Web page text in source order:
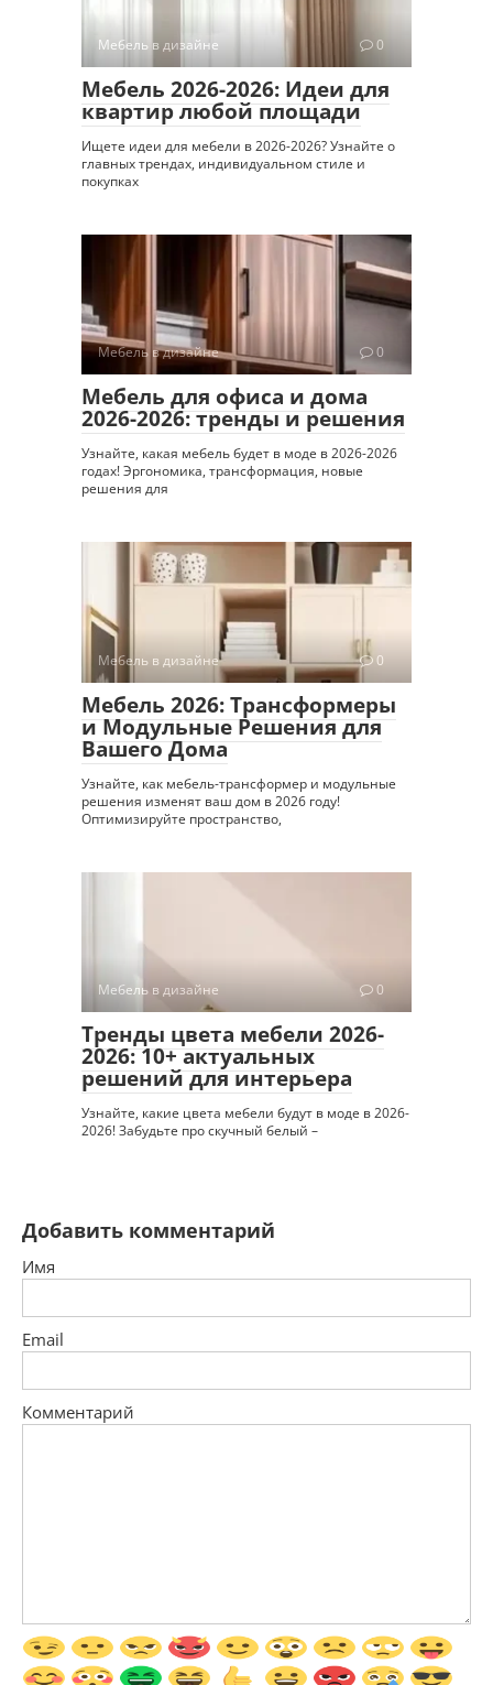
Мебель в дизайне 0
Мебель 2026-2026: Идеи для
квартир любой площади
Ищете идеи для мебели в 2026-2026? Узнайте о
главных трендах, индивидуальном стиле и
покупках
Мебель в дизайне 0
Мебель для офиса и дома
2026-2026: тренды и решения
Узнайте, какая мебель будет в моде в 2026-2026
годах! Эргономика, трансформация, новые
решения для
Мебель в дизайне 0
Мебель 2026: Трансформеры
и Модульные Решения для
Вашего Дома
Узнайте, как мебель-трансформер и модульные
решения изменят ваш дом в 2026 году!
Оптимизируйте пространство,
Мебель в дизайне 0
Тренды цвета мебели 2026-
2026: 10+ актуальных
решений для интерьера
Узнайте, какие цвета мебели будут в моде в 2026-
2026! Забудьте про скучный белый –
Добавить комментарий
Имя
Email
Комментарий